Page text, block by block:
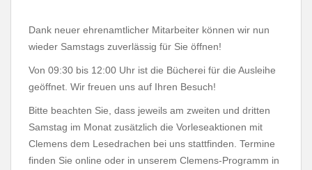
Dank neuer ehrenamtlicher Mitarbeiter können wir nun
wieder Samstags zuverlässig für Sie öffnen!
Von 09:30 bis 12:00 Uhr ist die Bücherei für die Ausleihe
geöffnet. Wir freuen uns auf Ihren Besuch!
Bitte beachten Sie, dass jeweils am zweiten und dritten
Samstag im Monat zusätzlich die Vorleseaktionen mit
Clemens dem Lesedrachen bei uns stattfinden. Termine
finden Sie online oder in unserem Clemens-Programm in